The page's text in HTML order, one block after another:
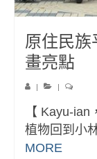
原住民
畫亮點
| |
【 Kayu-
植物回到小
MORE